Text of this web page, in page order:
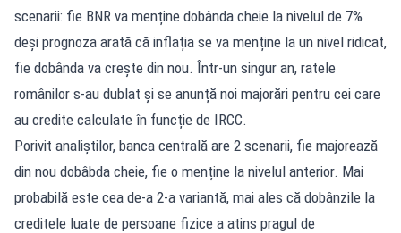
scenarii: fie BNR va menține dobânda cheie la nivelul de 7%
deși prognoza arată că inflația se va menține la un nivel ridicat,
fie dobânda va crește din nou. Într-un singur an, ratele
românilor s-au dublat și se anunță noi majorări pentru cei care
au credite calculate în funcție de IRCC.
Porivit analiștilor, banca centrală are 2 scenarii, fie majorează
din nou dobâbda cheie, fie o menține la nivelul anterior. Mai
probabilă este cea de-a 2-a variantă, mai ales că dobânzile la
creditele luate de persoane fizice a atins pragul de